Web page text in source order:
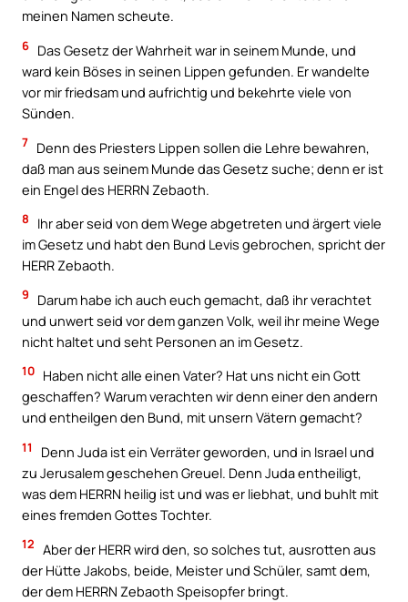
meinen Namen scheute.
6 Das Gesetz der Wahrheit war in seinem Munde, und
ward kein Böses in seinen Lippen gefunden. Er wandelte
vor mir friedsam und aufrichtig und bekehrte viele von
Sünden.
7 Denn des Priesters Lippen sollen die Lehre bewahren,
daß man aus seinem Munde das Gesetz suche; denn er ist
ein Engel des HERRN Zebaoth.
8
Ihr aber seid von dem Wege abgetreten und ärgert viele
im Gesetz und habt den Bund Levis gebrochen, spricht der
HERR Zebaoth.
9
Darum habe ich auch euch gemacht, daß ihr verachtet
und unwert seid vor dem ganzen Volk, weil ihr meine Wege
nicht haltet und seht Personen an im Gesetz.
10 Haben nicht alle einen Vater? Hat uns nicht ein Gott
geschaffen? Warum verachten wir denn einer den andern
und entheilgen den Bund, mit unsern Vätern gemacht?
11
Denn Juda ist ein Verräter geworden, und in Israel und
zu Jerusalem geschehen Greuel. Denn Juda entheiligt,
was dem HERRN heilig ist und was er liebhat, und buhlt mit
eines fremden Gottes Tochter.
12 Aber der HERR wird den, so solches tut, ausrotten aus
der Hütte Jakobs, beide, Meister und Schüler, samt dem,
der dem HERRN Zebaoth Speisopfer bringt.